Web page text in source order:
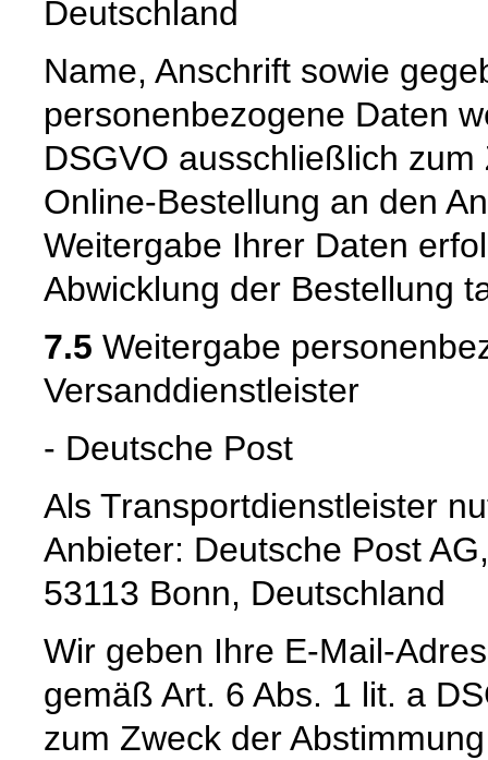
Deutschland
Name, Anschrift sowie
personenbezogene Daten
DSGVO ausschließlich
Online-Bestellung an den
Weitergabe Ihrer Daten
Abwicklung der Bestellung
7.5 Weitergabe
Versanddienstleister
- Deutsche Post
Als Transportdienstleister
Anbieter: Deutsche Post
53113 Bonn, Deutschland
Wir geben Ihre E-Mail-
gemäß Art. 6 Abs. 1 lit. a
zum Zweck der